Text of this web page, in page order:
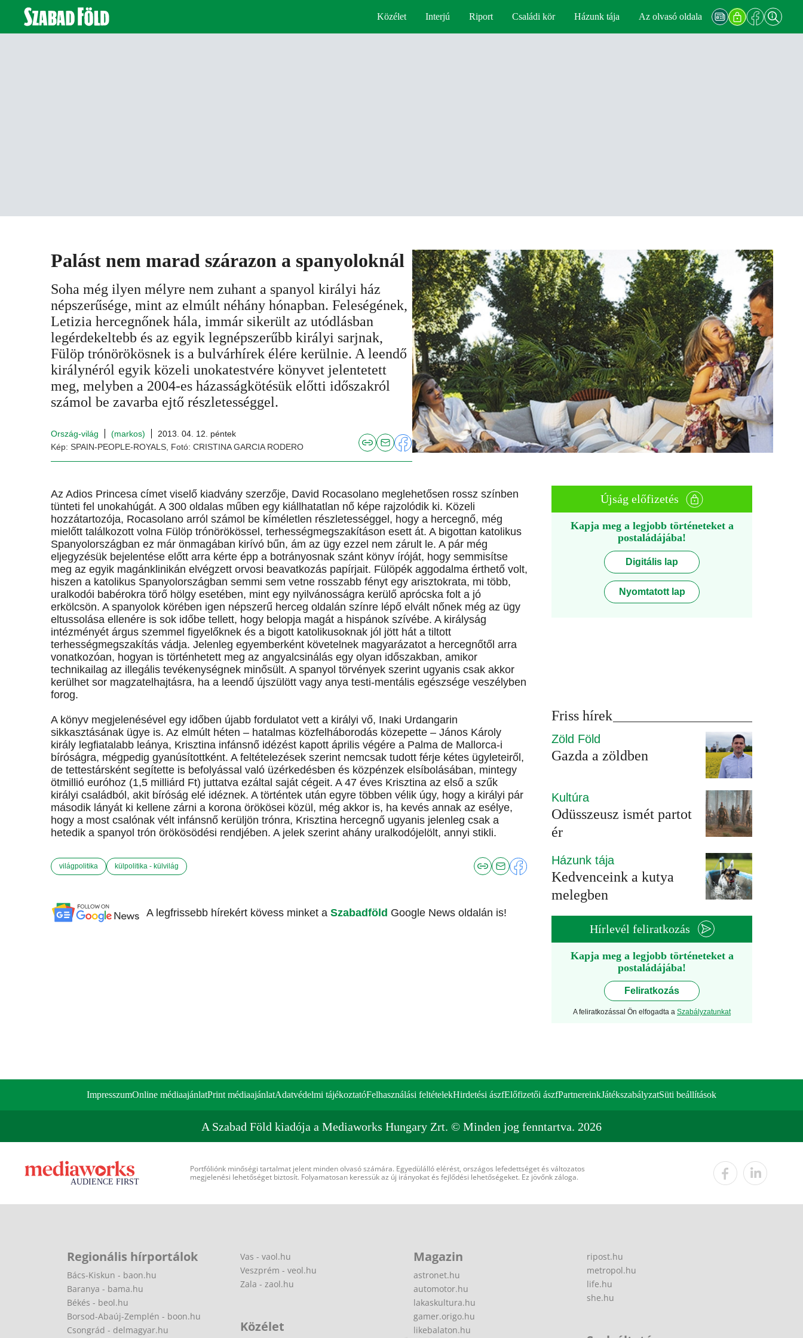
Közélet Interjú Riport Családi kör Házunk tája Az olvasó oldala
Palást nem marad szárazon a spanyoloknál
Soha még ilyen mélyre nem zuhant a spanyol királyi ház
népszerűsége, mint az elmúlt néhány hónapban. Feleségének,
Letizia hercegnőnek hála, immár sikerült az utódlásban
legérdekeltebb és az egyik legnépszerűbb királyi sarjnak,
Fülöp trónörökösnek is a bulvárhírek élére kerülnie. A leendő
királynéról egyik közeli unokatestvére könyvet jelentetett
meg, melyben a 2004-es házasságkötésük előtti időszakról
számol be zavarba ejtő részletességgel.
Ország-világ (markos)
2013. 04. 12. péntek
Kép: SPAIN-PEOPLE-ROYALS, Fotó: CRISTINA GARCIA RODERO
Az Adios Princesa címet viselő kiadvány szerzője, David Rocasolano meglehetősen rossz színben
tünteti fel unokahúgát. A 300 oldalas műben egy kiállhatatlan nő képe rajzolódik ki. Közeli
hozzátartozója, Rocasolano arról számol be kíméletlen részletességgel, hogy a hercegnő, még
mielőtt találkozott volna Fülöp trónörökössel, terhességmegszakításon esett át. A bigottan katolikus
Spanyolországban ez már önmagában kirívó bűn, ám az ügy ezzel nem zárult le. A pár még
eljegyzésük bejelentése előtt arra kérte épp a botrányosnak szánt könyv íróját, hogy semmisítse
meg az egyik magánklinikán elvégzett orvosi beavatkozás papírjait. Fülöpék aggodalma érthető volt,
hiszen a katolikus Spanyolországban semmi sem vetne rosszabb fényt egy arisztokrata, mi több,
uralkodói babérokra törő hölgy esetében, mint egy nyilvánosságra kerülő aprócska folt a jó
erkölcsön. A spanyolok körében igen népszerű herceg oldalán színre lépő elvált nőnek még az ügy
eltussolása ellenére is sok időbe tellett, hogy belopja magát a hispánok szívébe. A királyság
intézményét árgus szemmel figyelőknek és a bigott katolikusoknak jól jött hát a tiltott
terhességmegszakítás vádja. Jelenleg egyemberként követelnek magyarázatot a hercegnőtől arra
vonatkozóan, hogyan is történhetett meg az angyalcsinálás egy olyan időszakban, amikor
technikailag az illegális tevékenységnek minősült. A spanyol törvények szerint ugyanis csak akkor
kerülhet sor magzatelhajtásra, ha a leendő újszülött vagy anya testi-mentális egészsége veszélyben
forog.
A könyv megjelenésével egy időben újabb fordulatot vett a királyi vő, Inaki Urdangarin
sikkasztásának ügye is. Az elmúlt héten – hatalmas közfelháborodás közepette – János Károly
király legfiatalabb leánya, Krisztina infánsnő idézést kapott április végére a Palma de Mallorca-i
bíróságra, mégpedig gyanúsítottként. A feltételezések szerint nemcsak tudott férje kétes ügyleteiről,
de tettestársként segítette is befolyással való üzérkedésben és közpénzek elsíbolásában, mintegy
ötmillió euróhoz (1,5 milliárd Ft) juttatva ezáltal saját cégeit. A 47 éves Krisztina az első a szűk
királyi családból, akit bíróság elé idéznek. A történtek után egyre többen vélik úgy, hogy a királyi pár
második lányát ki kellene zárni a korona örökösei közül, még akkor is, ha kevés annak az esélye,
hogy a most csalónak vélt infánsnő kerüljön trónra, Krisztina hercegnő ugyanis jelenleg csak a
hetedik a spanyol trón örökösödési rendjében. A jelek szerint ahány uralkodójelölt, annyi stikli.
világpolitika külpolitika - külvilág
A legfrissebb hírekért kövess minket a Szabadföld Google News oldalán is!
Újság előfizetés
Kapja meg a legjobb történeteket a
postaládájába!
Digitális lap
Nyomtatott lap
Friss hírek
Zöld Föld
Gazda a zöldben
Kultúra
Odüsszeusz ismét partot
ér
Házunk tája
Kedvenceink a kutya
melegben
Hírlevél feliratkozás
Kapja meg a legjobb történeteket a
postaládájába!
Feliratkozás
A feliratkozással Ön elfogadta a Szabályzatunkat
ImpresszumOnline médiaajánlatPrint médiaajánlatAdatvédelmi tájékoztatóFelhasználási feltételekHirdetési ászfElőfizetői ászfPartnereinkJátékszabályzatSüti beállítások
A Szabad Föld kiadója a Mediaworks Hungary Zrt. © Minden jog fenntartva. 2026
Portfóliónk minőségi tartalmat jelent minden olvasó számára. Egyedülálló elérést, országos lefedettséget és változatos
megjelenési lehetőséget biztosít. Folyamatosan keressük az új irányokat és fejlődési lehetőségeket. Ez jövőnk záloga.
Regionális hírportálok
Bács-Kiskun - baon.hu
Baranya - bama.hu
Békés - beol.hu
Borsod-Abaúj-Zemplén - boon.hu
Csongrád - delmagyar.hu
Vas - vaol.hu
Veszprém - veol.hu
Zala - zaol.hu
Közélet
Magazin
astronet.hu
automotor.hu
lakaskultura.hu
gamer.origo.hu
likebalaton.hu
ripost.hu
metropol.hu
life.hu
she.hu